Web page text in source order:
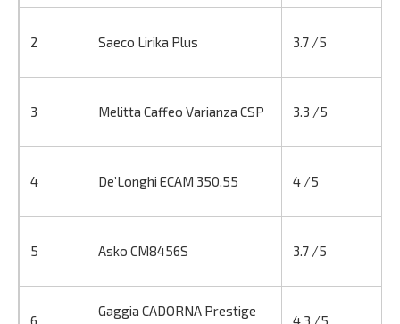
2 Saeco Lirika Plus 3.7 /5
3 Melitta Caffeo Varianza CSP 3.3 /5
4 De’Longhi ECAM 350.55 4 /5
5 Asko CM8456S 3.7 /5
6
Gaggia CADORNA Prestige
4.3 /5